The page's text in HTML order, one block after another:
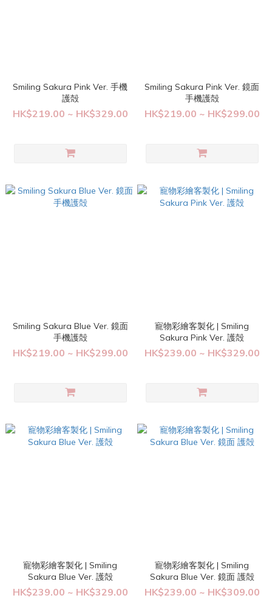
Smiling Sakura Pink Ver. 手機
護殻
HK$219.00 ~ HK$329.00
Smiling Sakura Pink Ver. 鏡面
手機護殻
HK$219.00 ~ HK$299.00
Smiling Sakura Blue Ver. 鏡面
手機護殻
HK$219.00 ~ HK$299.00
寵物彩繪客製化 | Smiling
Sakura Pink Ver. 護殻
HK$239.00 ~ HK$329.00
寵物彩繪客製化 | Smiling
Sakura Blue Ver. 護殻
HK$239.00 ~ HK$329.00
寵物彩繪客製化 | Smiling
Sakura Blue Ver. 鏡面 護殻
HK$239.00 ~ HK$309.00